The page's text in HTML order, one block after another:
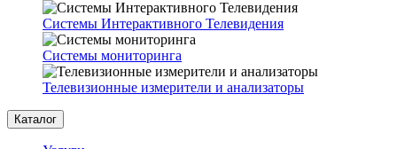
Системы Интерактивного Телевидения
Системы мониторинга
Телевизионные измерители и анализаторы
Каталог